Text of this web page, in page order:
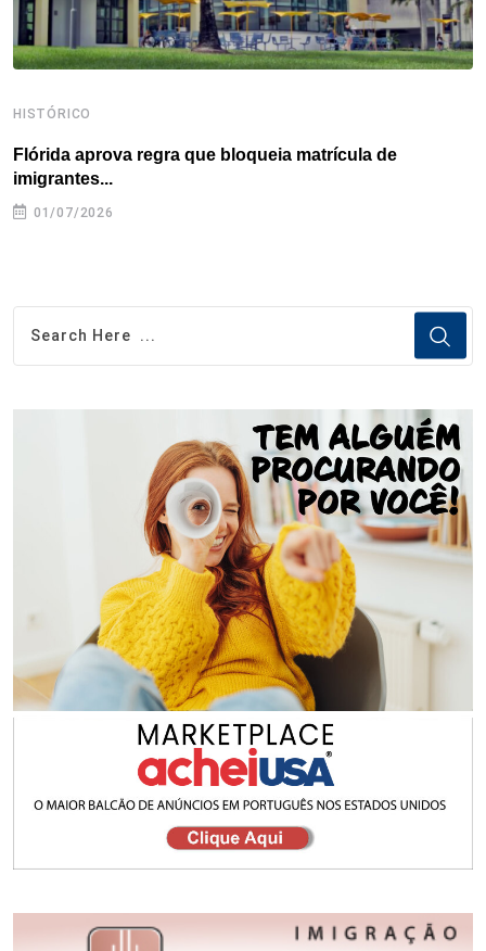
HISTÓRICO
Flórida aprova regra que bloqueia matrícula de
imigrantes...
01/07/2026